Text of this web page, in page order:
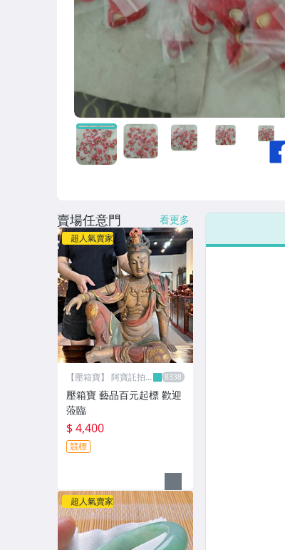
賣場任意門 看更多
超人氣賣家
【壓箱寶】 阿寶託拍
壓箱寶 藝品百元起標 歡迎
蒞臨
$ 4,400
競標
超人氣賣家